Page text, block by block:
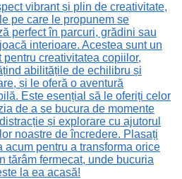
vibrant și plin de creativitate,
pe care le propunem se
perfect în parcuri, grădini sau
interioare. Acestea sunt un
pentru creativitatea copiilor,
abilitățile de echilibru și
și le oferă o aventură
Este esențial să le oferiți celor
de a se bucura de momente
și explorare cu ajutorul
noastre de încredere. Plasați
acum pentru a transforma orice
tărâm fermecat, unde bucuria
la ea acasă!